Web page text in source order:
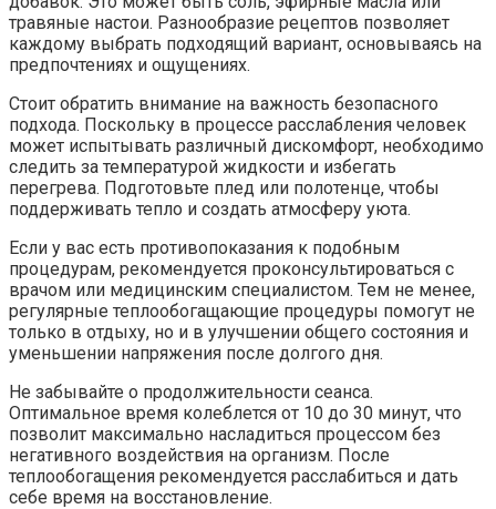
травяные настои. Разнообразие рецептов позволяет
каждому выбрать подходящий вариант, основываясь на
предпочтениях и ощущениях.
Стоит обратить внимание на важность безопасного
подхода. Поскольку в процессе расслабления человек
может испытывать различный дискомфорт, необходимо
следить за температурой жидкости и избегать
перегрева. Подготовьте плед или полотенце, чтобы
поддерживать тепло и создать атмосферу уюта.
Если у вас есть противопоказания к подобным
процедурам, рекомендуется проконсультироваться с
врачом или медицинским специалистом. Тем не менее,
регулярные теплообогащающие процедуры помогут не
только в отдыху, но и в улучшении общего состояния и
уменьшении напряжения после долгого дня.
Не забывайте о продолжительности сеанса.
Оптимальное время колеблется от 10 до 30 минут, что
позволит максимально насладиться процессом без
негативного воздействия на организм. После
теплообогащения рекомендуется расслабиться и дать
себе время на восстановление.